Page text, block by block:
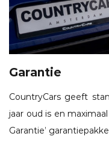
Garantie
CountryCars geeft
jaar oud is en
Garantie’